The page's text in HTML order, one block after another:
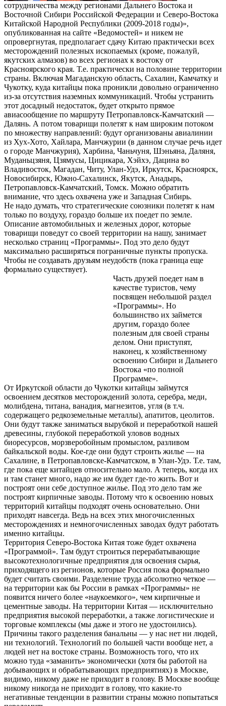
сотрудничества между регионами Дальнего Востока и
Восточной Сибири Российской Федерации и Северо-Востока
Китайской Народной Республики (2009-2018 годы)»,
опубликованная на сайте «Ведомостей» и никем не
опровергнутая, предполагает сдачу Китаю практически всех
месторождений полезных ископаемых (кроме, пожалуй,
якутских алмазов) во всех регионах к востоку от
Красноярского края. Т.е. практически на половине территории
страны. Включая Магаданскую область, Сахалин, Камчатку и
Чукотку, куда китайцы пока проникли довольно ограниченно
из-за отсутствия наземных коммуникаций. Чтобы устранить
этот досадный недостаток, будет открыто прямое
авиасообщение по маршруту Петропавловск-Камчатский —
Далянь. А потом товарищи полетят к нам широким потоком
по множеству направлений: будут организованы авиалинии
из Хух-Хото, Хайлара, Манчжурии (в данном случае речь идет
о городе Манчжурия), Харбина, Чаньчуня, Шэньяна, Даляня,
Муданьцзяня, Цзямусы, Цицикара, Хэйхэ, Дацина во
Владивосток, Магадан, Читу, Улан-Удэ, Иркутск, Красноярск,
Новосибирск, Южно-Сахалинск, Якутск, Анадырь,
Петропавловск-Камчатский, Томск. Можно обратить
внимание, что здесь охвачена уже и Западная Сибирь.
Не надо думать, что стратегические союзники полетят к нам
только по воздуху, гораздо больше их поедет по земле.
Описание автомобильных и железных дорог, которые
товарищи поведут со своей территории на нашу, занимает
несколько страниц «Программы». Под это дело будут
максимально расширяться пограничные пункты пропуска.
Чтобы не создавать друзьям неудобств (пока граница еще
формально существует).
Часть друзей поедет нам в
качестве туристов, чему
посвящен небольшой раздел
«Программы». Но
большинство их займется
другим, гораздо более
полезным для своей страны
делом. Они приступят,
наконец, к хозяйственному
освоению Сибири и Дальнего
Востока «по полной
Программе».
От Иркутской области до Чукотки китайцы займутся
освоением десятков месторождений золота, серебра, меди,
молибдена, титана, ванадия, магнезитов, угля (в т.ч.
содержащего редкоземельные металлы), апатитов, цеолитов.
Они будут также заниматься вырубкой и переработкой нашей
древесины, глубокой переработкой уловов водных
биоресурсов, морзверобойным промыслом, разливом
байкальской воды. Кое-где они будут строить жилье — на
Сахалине, в Петропавловске-Камчатском, в Улан-Удэ. Т.е. там,
где пока еще китайцев относительно мало. А теперь, когда их
и там станет много, надо же им будет где-то жить. Вот и
построят они себе доступное жилье. Под это дело там же
построят кирпичные заводы. Потому что к освоению новых
территорий китайцы подходят очень основательно. Они
приходят навсегда. Ведь на всех этих многочисленных
месторождениях и немногочисленных заводах будут работать
именно китайцы.
Территория Северо-Востока Китая тоже будет охвачена
«Программой». Там будут строиться перерабатывающие
высокотехнологичные предприятия для освоения сырья,
приходящего из регионов, которые Россия пока формально
будет считать своими. Разделение труда абсолютно четкое —
на территории как бы России в рамках «Программы» не
появится ничего более «наукоемкого», чем кирпичные и
цементные заводы. На территории Китая — исключительно
предприятия высокой переработки, а также логистические и
торговые комплексы (мы даже и этого не удостоились).
Причины такого разделения банальны — у нас нет ни людей,
ни технологий. Технологий по большей части вообще нет, а
людей нет на востоке страны. Возможность того, что их
можно туда «заманить» экономически (хотя бы работой на
добывающих и обрабатывающих предприятиях) в Москве,
видимо, никому даже не приходит в голову. В Москве вообще
никому никогда не приходит в голову, что какие-то
негативные тенденции в развитии страны можно попытаться